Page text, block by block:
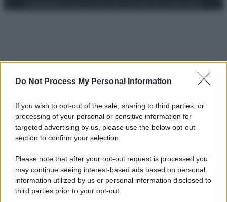
Do Not Process My Personal Information
If you wish to opt-out of the sale, sharing to third parties, or
processing of your personal or sensitive information for
targeted advertising by us, please use the below opt-out
section to confirm your selection.
Please note that after your opt-out request is processed you
may continue seeing interest-based ads based on personal
information utilized by us or personal information disclosed to
third parties prior to your opt-out.